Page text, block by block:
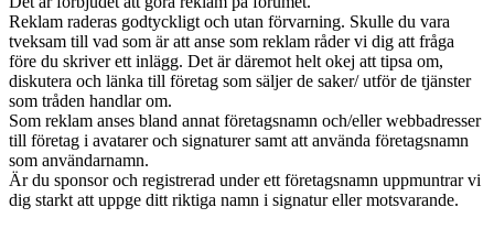
Reklam raderas godtyckligt och utan förvarning. Skulle du vara
tveksam till vad som är att anse som reklam råder vi dig att fråga
före du skriver ett inlägg. Det är däremot helt okej att tipsa om,
diskutera och länka till företag som säljer de saker/ utför de tjänster
som tråden handlar om.
Som reklam anses bland annat företagsnamn och/eller webbadresser
till företag i avatarer och signaturer samt att använda företagsnamn
som användarnamn.
Är du sponsor och registrerad under ett företagsnamn uppmuntrar vi
dig starkt att uppge ditt riktiga namn i signatur eller motsvarande.